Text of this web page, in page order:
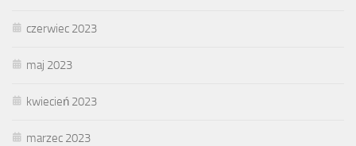
czerwiec 2023
maj 2023
kwiecień 2023
marzec 2023